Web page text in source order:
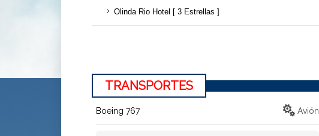
Olinda Rio Hotel [ 3 Estrellas ]
TRANSPORTES
Boeing 767 Avión